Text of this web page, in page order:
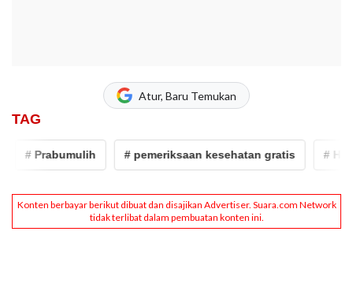
Atur, Baru Temukan
TAG
Prabumulih # pemeriksaan kesehatan gratis # Hari